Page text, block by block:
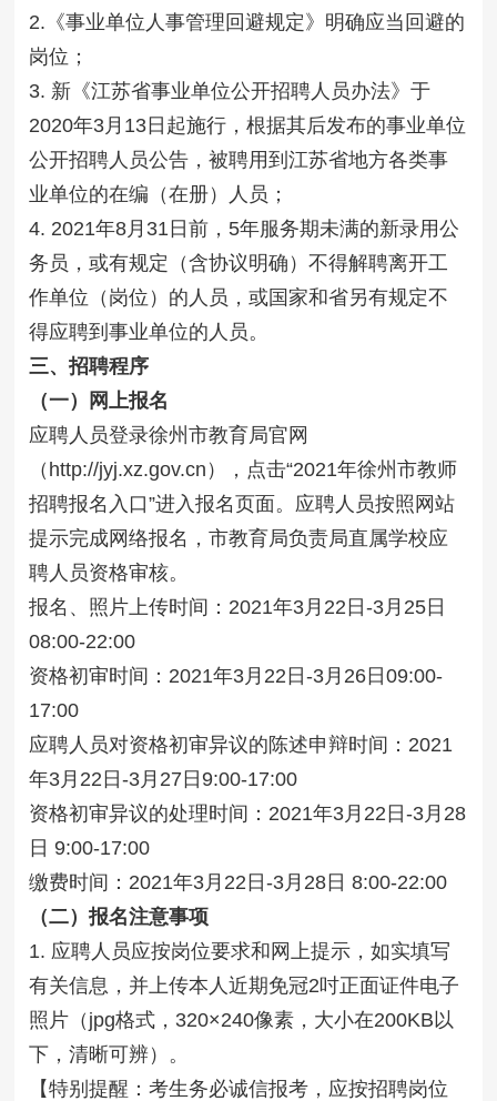
2.《事业单位人事管理回避规定》明确应当回避的
岗位；
3. 新《江苏省事业单位公开招聘人员办法》于
2020年3月13日起施行，根据其后发布的事业单位
公开招聘人员公告，被聘用到江苏省地方各类事
业单位的在编（在册）人员；
4. 2021年8月31日前，5年服务期未满的新录用公
务员，或有规定（含协议明确）不得解聘离开工
作单位（岗位）的人员，或国家和省另有规定不
得应聘到事业单位的人员。
三、招聘程序
（一）网上报名
应聘人员登录徐州市教育局官网
（http://jyj.xz.gov.cn），点击“2021年徐州市教师
招聘报名入口”进入报名页面。应聘人员按照网站
提示完成网络报名，市教育局负责局直属学校应
聘人员资格审核。
报名、照片上传时间：2021年3月22日-3月25日
08:00-22:00
资格初审时间：2021年3月22日-3月26日09:00-
17:00
应聘人员对资格初审异议的陈述申辩时间：2021
年3月22日-3月27日9:00-17:00
资格初审异议的处理时间：2021年3月22日-3月28
日 9:00-17:00
缴费时间：2021年3月22日-3月28日 8:00-22:00
（二）报名注意事项
1. 应聘人员应按岗位要求和网上提示，如实填写
有关信息，并上传本人近期免冠2吋正面证件电子
照片（jpg格式，320×240像素，大小在200KB以
下，清晰可辨）。
【特别提醒：考生务必诚信报考，应按招聘岗位